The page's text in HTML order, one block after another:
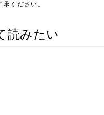
ください。
読みたい